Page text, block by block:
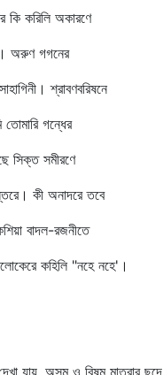
অকারণে
গগনের
শ্রাবণবরিষনে
গন্ধের
সমীরণে
কী অনাদরে তবে
রজনীতে
কহিলি "নহে নহে'।
যায়, অসম ও বিষম মাত্রার ছন্দে